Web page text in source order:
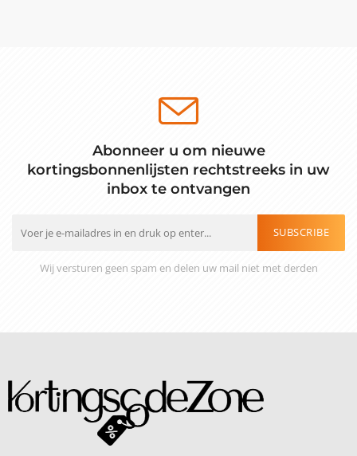
Abonneer u om nieuwe
kortingsbonnenlijsten rechtstreeks in uw
inbox te ontvangen
SUBSCRIBE
Wij versturen geen spam en delen uw mail niet met derden